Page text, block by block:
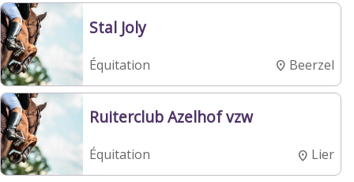
Stal Joly
Équitation Beerzel
Ruiterclub Azelhof vzw
Équitation Lier